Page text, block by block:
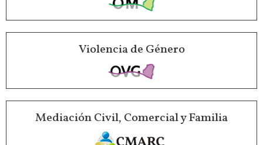
Violencia de Género
Mediación Civil, Comercial y Familia